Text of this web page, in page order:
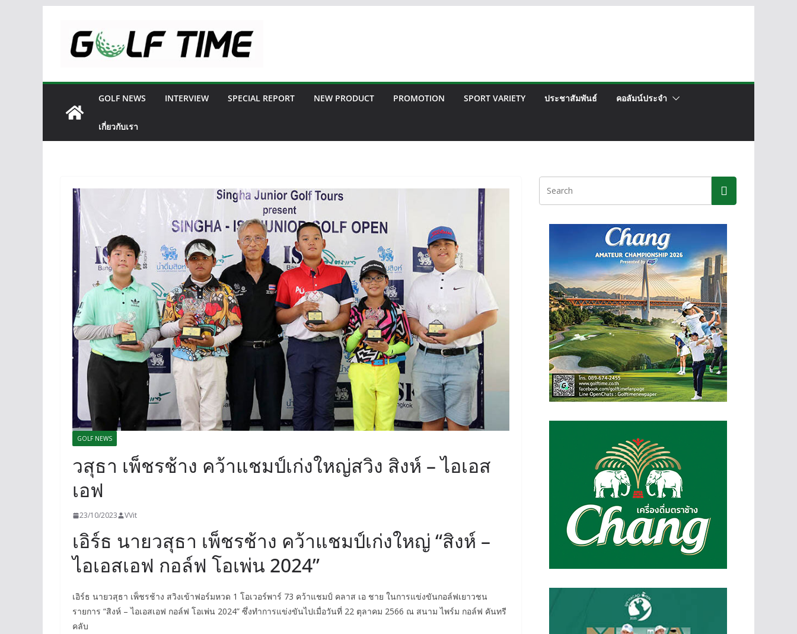
content
GOLF NEWS INTERVIEW SPECIAL REPORT NEW PRODUCT PROMOTION SPORT VARIETY ประชาสัมพันธ์ คอลัมน์ประจำ
เกี่ยวกับเรา
GOLF NEWS
วสุธา เพ็ชรช้าง คว้าแชมป์เก่งใหญ่สวิง สิงห์ – ไอเอส
เอฟ
23/10/2023 VVit
เอิร์ธ นายวสุธา เพ็ชรช้าง คว้าแชมป์เก่งใหญ่ “สิงห์ –
ไอเอสเอฟ กอล์ฟ โอเพ่น 2024”
เอิร์ธ นายวสุธา เพ็ชรช้าง สวิงเข้าฟอร์มหวด 1 โอเวอร์พาร์ 73 คว้าแชมป์ คลาส เอ ชาย ในการแข่งขันกอล์ฟเยาวชน
รายการ “สิงห์ – ไอเอสเอฟ กอล์ฟ โอเพ่น 2024” ซึ่งทำการแข่งขันไปเมื่อวันที่ 22 ตุลาคม 2566 ณ สนาม ไพร์ม กอล์ฟ คันทรี
คลับ